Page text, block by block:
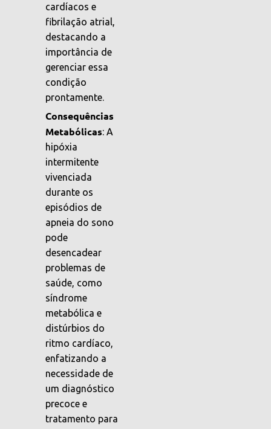
cardíacos e
fibrilação atrial,
destacando a
importância de
gerenciar essa
condição
prontamente.
Consequências
Metabólicas: A
hipóxia
intermitente
vivenciada
durante os
episódios de
apneia do sono
pode
desencadear
problemas de
saúde, como
síndrome
metabólica e
distúrbios do
ritmo cardíaco,
enfatizando a
necessidade de
um diagnóstico
precoce e
tratamento para